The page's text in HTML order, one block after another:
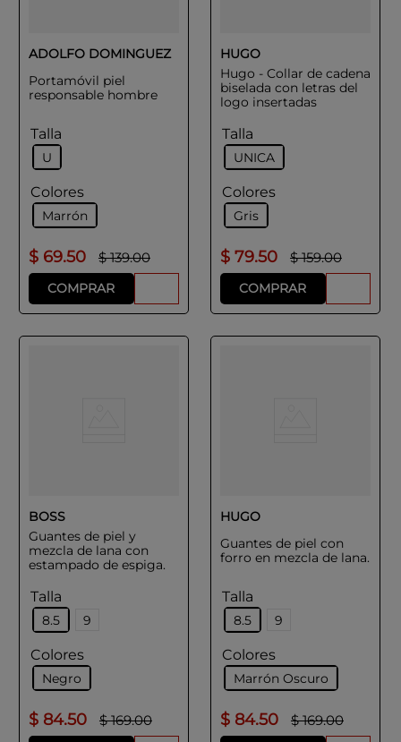
ADOLFO DOMINGUEZ
Portamóvil piel
responsable hombre
Colores
Marrón
Talla
U
$ 69.50 $ 139.00
COMPRAR
HUGO
Hugo - Collar de cadena
biselada con letras del
logo insertadas
Colores
Gris
Talla
UNICA
$ 79.50 $ 159.00
COMPRAR
BOSS
Guantes de piel y
mezcla de lana con
estampado de espiga.
Colores
Negro
Talla
8.5 9
$ 84.50 $ 169.00
HUGO
Guantes de piel con
forro en mezcla de lana.
Colores
Marrón Oscuro
Talla
8.5 9
$ 84.50 $ 169.00